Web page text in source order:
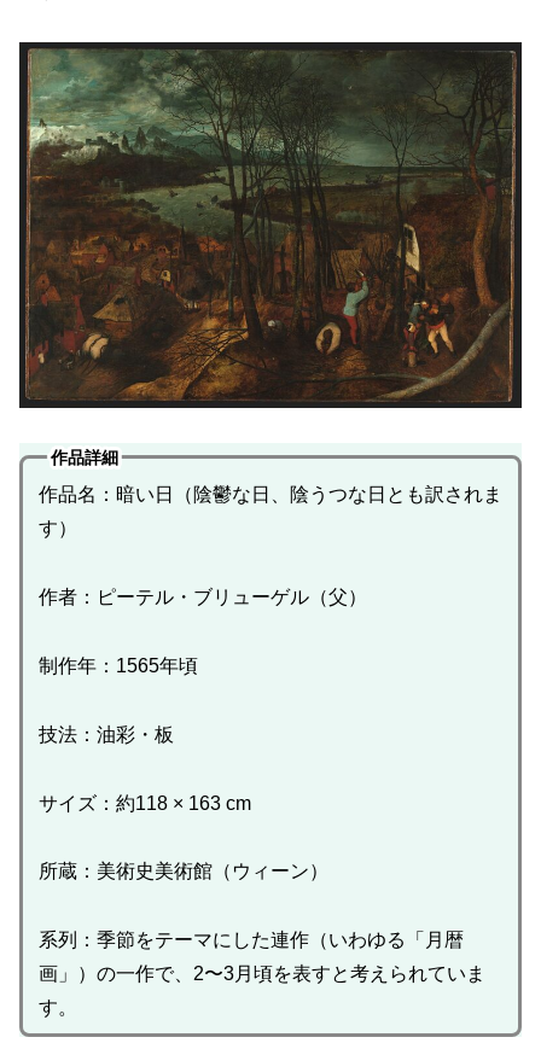
作品詳細
作品名：暗い日（陰鬱な日、陰うつな日とも訳されま
す）
作者：ピーテル・ブリューゲル（父）
制作年：1565年頃
技法：油彩・板
サイズ：約118 × 163 cm
所蔵：美術史美術館（ウィーン）
系列：季節をテーマにした連作（いわゆる「月暦
画」）の一作で、2〜3月頃を表すと考えられていま
す。